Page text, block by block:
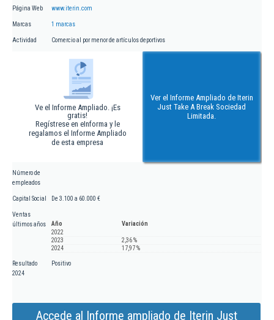
Página Web www.iterin.com
Marcas 1 marcas
Actividad Comercio al por menor de artículos deportivos
Ve el Informe Ampliado. ¡Es
gratis!
Regístrese en eInforma y le
regalamos el Informe Ampliado
de esta empresa
Ver el Informe Ampliado de Iterin
Just Take A Break Sociedad
Limitada.
Número de
empleados
Capital Social De 3.100 a 60.000 €
Ventas
últimos años
Año
Variación
2022
2023
2,36 %
2024
17,97 %
Resultado
2024
Positivo
Accede al Informe ampliado de Iterin Just